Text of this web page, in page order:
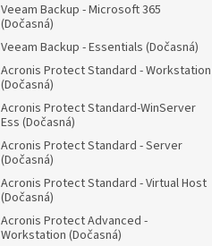
Veeam Backup - Microsoft 365
(Dočasná)
Veeam Backup - Essentials (Dočasná)
Acronis Protect Standard - Workstation
(Dočasná)
Acronis Protect Standard-WinServer
Ess (Dočasná)
Acronis Protect Standard - Server
(Dočasná)
Acronis Protect Standard - Virtual Host
(Dočasná)
Acronis Protect Advanced -
Workstation (Dočasná)